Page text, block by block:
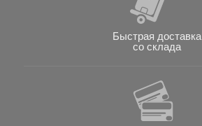
Быстрая доставка
со склада